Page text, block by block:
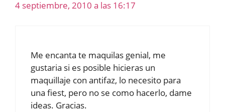
4 septiembre, 2010 a las 16:17
Me encanta te maquilas genial, me
gustaria si es posible hicieras un
maquillaje con antifaz, lo necesito para
una fiest, pero no se como hacerlo, dame
ideas. Gracias.